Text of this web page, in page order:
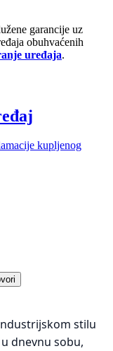
garancije uz
obuhvaćenih
uređaja.
kupljenog
stilu
dnevnu sobu,